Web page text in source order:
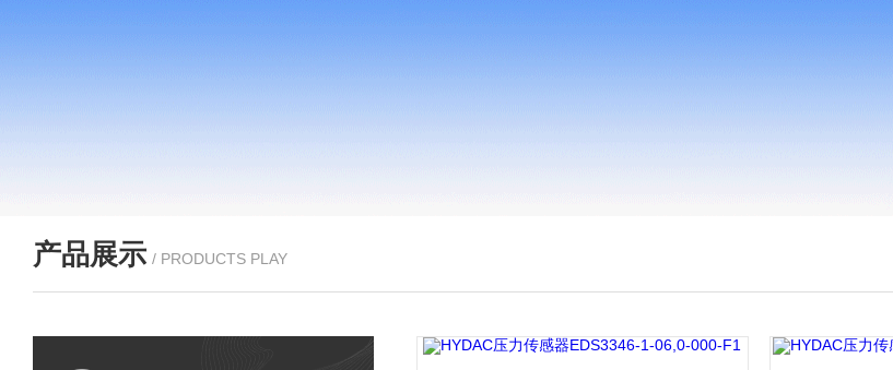
产品展示 / PRODUCTS PLAY